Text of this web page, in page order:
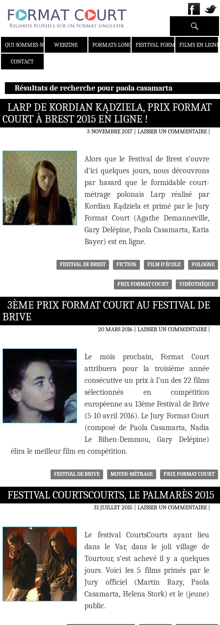
QUI SOMMES-NOUS ?WEBZINE FORMATS LONGS FESTIVAL FORMAT COURT
FILMS EN LIGNE
CONTACT
Recherche
Résultats de recherche pour paola casamarta
LARP DE KORDIAN KĄDZIELA, PRIX FORMAT
COURT À BREST 2015 EN LIGNE !
3 NOVEMBRE 2017 LAISSER UN COMMENTAIRE|
Alors que le Festival de Brest s’ouvre
d’ici quelques jours, nous découvrons
par hasard que le formidable court-
métrage polonais Larp réalisé par
Kordian Kądziela et primé par le Jury
Format Court (Agathe Demanneville,
Gary Delépine, Paola Casamarta, Katia
Bayer) est en ligne.
FESTIVAL DE BREST FICTION FILM D'ÉCOLE POLOGNE
PRIX FORMAT COURT VIDÉOTHÈQUE
3ÈME PRIX FORMAT COURT AU FESTIVAL DE
BRIVE
20 MARS 2016 LAISSER UN COMMENTAIRE|
Le mois prochain, Format Court
attribuera pour la troisième année
consécutive un prix à l’un des 22 films
sélectionnés en compétition
européenne au 13ème Festival de Brive
(5-10 avril 2016). Le Jury Format Court
(composé de Paola Casamarta, Nadia
Le Bihen-Demmou, Gary Delépine)
élira le meilleur film en compétition.
FESTIVAL DE BRIVE MOYEN-MÉTRAGE PRIX FORMAT COURT
FESTIVAL COURTSCOURTS, LE PALMARÈS 2015
31 JUILLET 2015 LAISSER UN COMMENTAIRE|
Le festival CourtsCourts ayant lieu
dans le Var, dans le joli village de
Tourtour, s’est achevé il y a quelques
jours. Voici les 5 films primés par le
Jury officiel (Martin Razy, Paola
Casamarta, Helena Stork) et le (jeune)
public.